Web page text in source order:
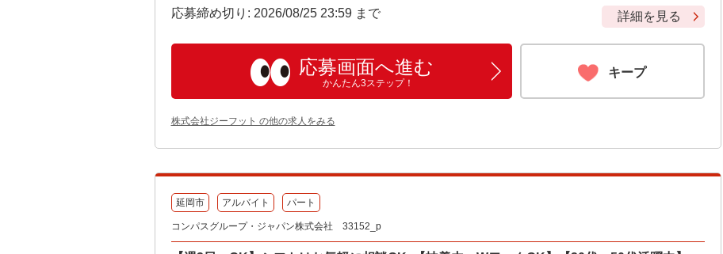
応募締め切り: 2026/08/25 23:59 まで 詳細を見る
応募画面へ進む
かんたん3ステップ！
キープ
株式会社ジーフット の他の求人をみる
延岡市 アルバイト パート
コンパスグループ・ジャパン株式会社 33152_p